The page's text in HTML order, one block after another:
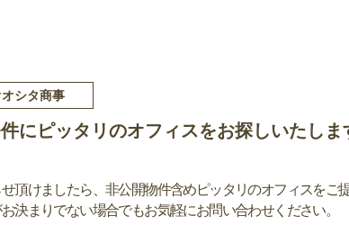
シタ商事
にピッタリのオフィスをお探しいたしま
頂けましたら、非公開物件含めピッタリのオフィスをご
決まりでない場合でもお気軽にお問い合わせください。